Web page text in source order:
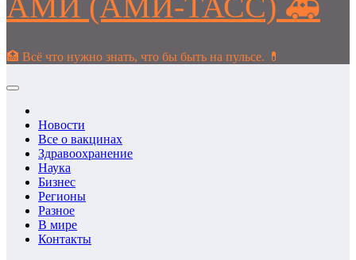
🏥 Всё что нужно знать, что бы быть на пульсе. 💊
Новости
Все о вакцинах
Здравоохранение
Наука
Бизнес
Регионы
Разное
В мире
Контакты